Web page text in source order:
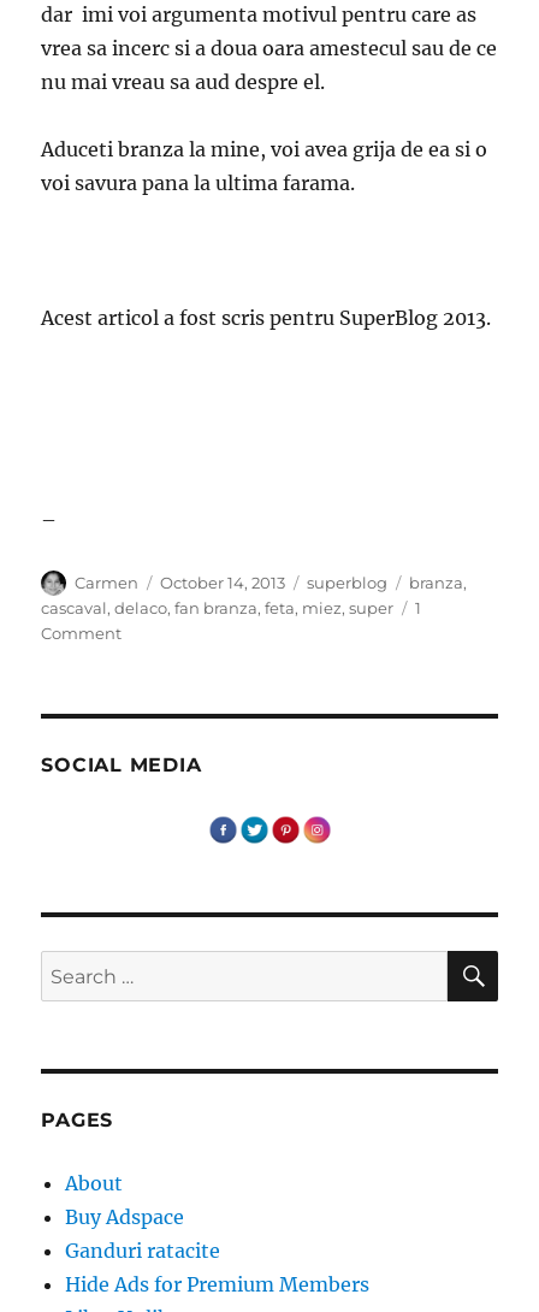
dar imi voi argumenta motivul pentru care as
vrea sa incerc si a doua oara amestecul sau de ce
nu mai vreau sa aud despre el.
Aduceti branza la mine, voi avea grija de ea si o
voi savura pana la ultima farama.
Acest articol a fost scris pentru SuperBlog 2013.
–
Author
Carmen
Posted
on
October 14, 2013 Categories
superblog Tags
branza,
cascaval,delaco,fan branza,feta, miez,super
1
Commenton
SOCIAL MEDIA
Search
for:
PAGES
About
Buy Adspace
Ganduri ratacite
Hide Ads for Premium Members